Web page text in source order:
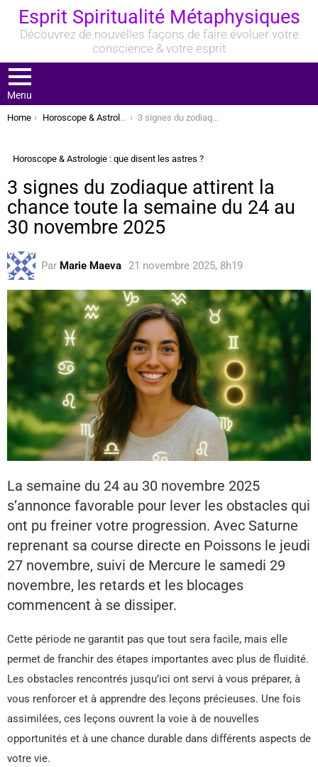
Esprit Spiritualité Métaphysiques
Découvrez de nouvelles façons de faire évoluer votre
conscience & votre esprit
Menu
You are here:
Home Horoscope & Astrologie : que disent les astres ? 3 signes du zodiaque attirent la chance toute la semaine du 24 au 30 novembre 2025
Horoscope & Astrologie : que disent les astres ?
3 signes du zodiaque attirent la
chance toute la semaine du 24 au
30 novembre 2025
Par Marie Maeva 21 novembre 2025, 8h19
La semaine du 24 au 30 novembre 2025
s’annonce favorable pour lever les obstacles qui
ont pu freiner votre progression. Avec Saturne
reprenant sa course directe en Poissons le jeudi
27 novembre, suivi de Mercure le samedi 29
novembre, les retards et les blocages
commencent à se dissiper.
Cette période ne garantit pas que tout sera facile, mais elle
permet de franchir des étapes importantes avec plus de fluidité.
Les obstacles rencontrés jusqu’ici ont servi à vous préparer, à
vous renforcer et à apprendre des leçons précieuses. Une fois
assimilées, ces leçons ouvrent la voie à de nouvelles
opportunités et à une chance durable dans différents aspects de
votre vie.